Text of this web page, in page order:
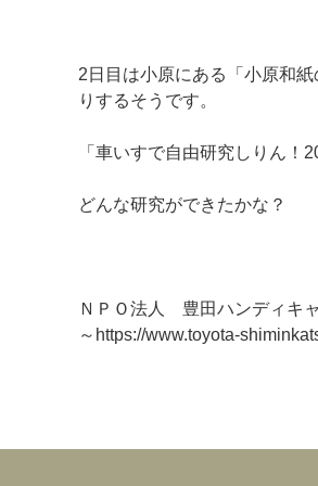
2日目は小原にある「小原和
りするそうです。
「車いすで自由研究しりん！
どんな研究ができたかな？
ＮＰＯ法人 豊田ハンディキ
～https://www.toyota-